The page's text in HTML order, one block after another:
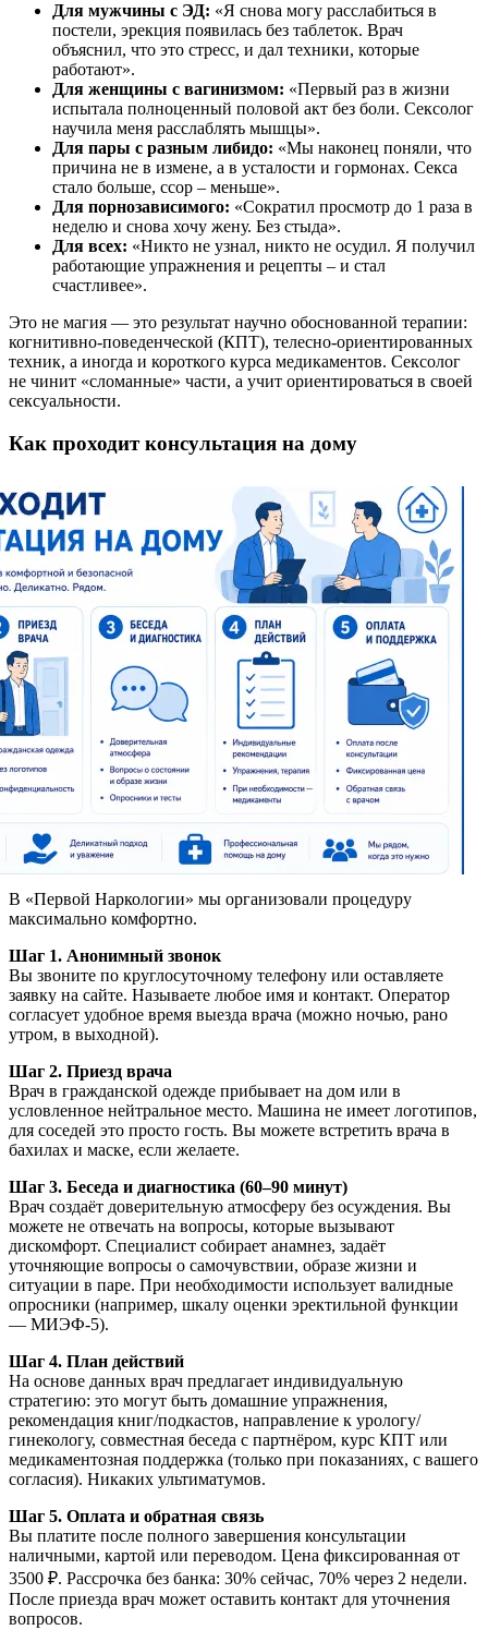
Для мужчины с ЭД: «Я снова могу расслабиться в
постели, эрекция появилась без таблеток. Врач
объяснил, что это стресс, и дал техники, которые
работают».
Для женщины с вагинизмом: «Первый раз в жизни
испытала полноценный половой акт без боли. Сексолог
научила меня расслаблять мышцы».
Для пары с разным либидо: «Мы наконец поняли, что
причина не в измене, а в усталости и гормонах. Секса
стало больше, ссор – меньше».
Для порнозависимого: «Сократил просмотр до 1 раза в
неделю и снова хочу жену. Без стыда».
Для всех: «Никто не узнал, никто не осудил. Я получил
работающие упражнения и рецепты – и стал
счастливее».
Это не магия — это результат научно обоснованной терапии:
когнитивно-поведенческой (КПТ), телесно-ориентированных
техник, а иногда и короткого курса медикаментов. Сексолог
не чинит «сломанные» части, а учит ориентироваться в своей
сексуальности.
Как проходит консультация на дому
В «Первой Наркологии» мы организовали процедуру
максимально комфортно.
Шаг 1. Анонимный звонок
Вы звоните по круглосуточному телефону или оставляете
заявку на сайте. Называете любое имя и контакт. Оператор
согласует удобное время выезда врача (можно ночью, рано
утром, в выходной).
Шаг 2. Приезд врача
Врач в гражданской одежде прибывает на дом или в
условленное нейтральное место. Машина не имеет логотипов,
для соседей это просто гость. Вы можете встретить врача в
бахилах и маске, если желаете.
Шаг 3. Беседа и диагностика (60–90 минут)
Врач создаёт доверительную атмосферу без осуждения. Вы
можете не отвечать на вопросы, которые вызывают
дискомфорт. Специалист собирает анамнез, задаёт
уточняющие вопросы о самочувствии, образе жизни и
ситуации в паре. При необходимости использует валидные
опросники (например, шкалу оценки эректильной функции
— МИЭФ-5).
Шаг 4. План действий
На основе данных врач предлагает индивидуальную
стратегию: это могут быть домашние упражнения,
рекомендация книг/подкастов, направление к урологу/
гинекологу, совместная беседа с партнёром, курс КПТ или
медикаментозная поддержка (только при показаниях, с вашего
согласия). Никаких ультиматумов.
Шаг 5. Оплата и обратная связь
Вы платите после полного завершения консультации
наличными, картой или переводом. Цена фиксированная от
3500 ₽. Рассрочка без банка: 30% сейчас, 70% через 2 недели.
После приезда врач может оставить контакт для уточнения
вопросов.